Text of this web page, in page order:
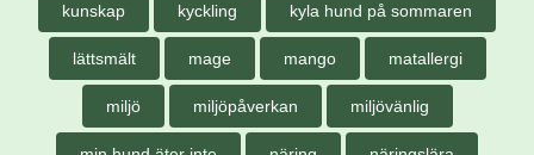
kunskap kyckling kyla hund på sommaren
lättsmält mage mango matallergi
miljö miljöpåverkan miljövänlig